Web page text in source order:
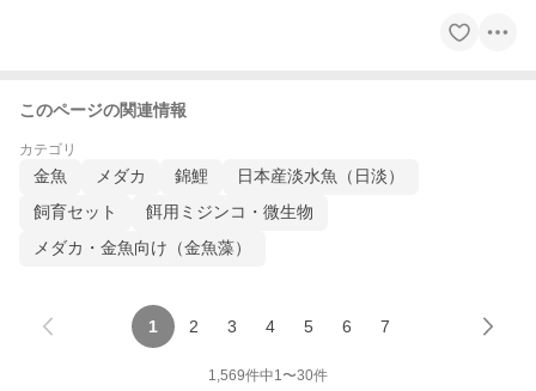
このページの関連情報
カテゴリ
金魚 メダカ 錦鯉
日本産淡水魚（日淡）
飼育セット
餌用ミジンコ・微生物
メダカ・金魚向け（金魚藻）
1 2 3 4 5 6 7
1,569件中1〜30件